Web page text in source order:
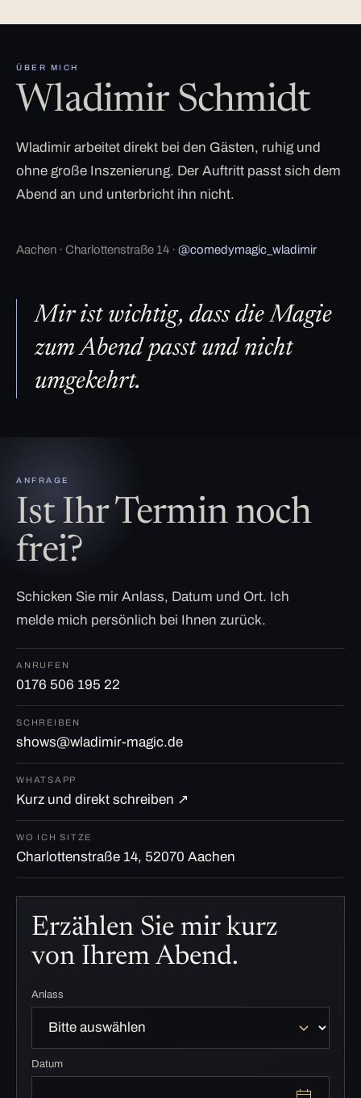
ÜBER MICH
Wladimir Schmidt
Wladimir arbeitet direkt bei den Gästen, ruhig und
ohne große Inszenierung. Der Auftritt passt sich dem
Abend an und unterbricht ihn nicht.
Aachen · Charlottenstraße 14 · @comedymagic_wladimir
Mir ist wichtig, dass die Magie
zum Abend passt und nicht
umgekehrt.
ANFRAGE
Ist Ihr Termin noch
frei?
Schicken Sie mir Anlass, Datum und Ort. Ich
melde mich persönlich bei Ihnen zurück.
ANRUFEN
0176 506 195 22
SCHREIBEN
shows@wladimir-magic.de
WHATSAPP
Kurz und direkt schreiben ↗
WO ICH SITZE
Charlottenstraße 14, 52070 Aachen
Erzählen Sie mir kurz
von Ihrem Abend.
Anlass
Datum